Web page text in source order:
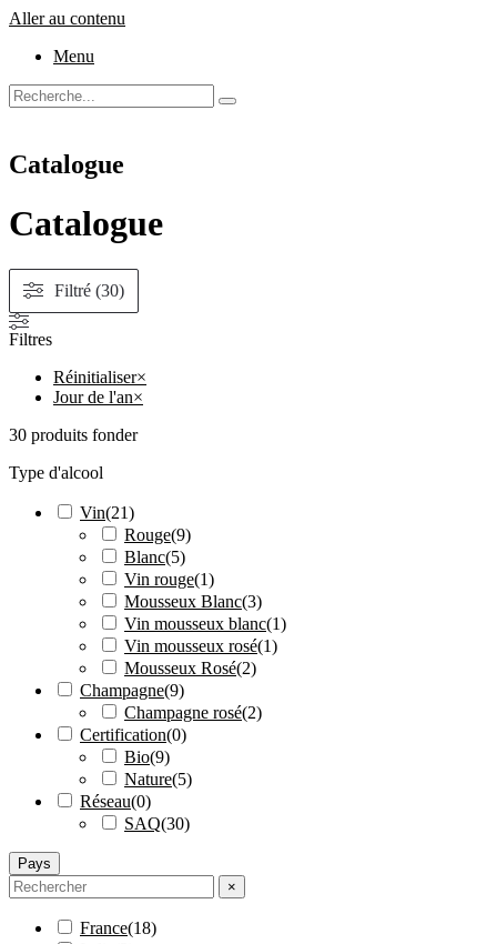
Aller au contenu
Menu
Catalogue
Catalogue
Filtré (30)
Filtres
Réinitialiser×
Jour de l'an×
30 produits fonder
Type d'alcool
Vin(21)
Rouge(9)
Blanc(5)
Vin rouge(1)
Mousseux Blanc(3)
Vin mousseux blanc(1)
Vin mousseux rosé(1)
Mousseux Rosé(2)
Champagne(9)
Champagne rosé(2)
Certification(0)
Bio(9)
Nature(5)
Réseau(0)
SAQ(30)
Pays
×
France(18)